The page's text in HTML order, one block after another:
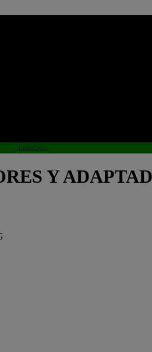
Entra/Soci
Y